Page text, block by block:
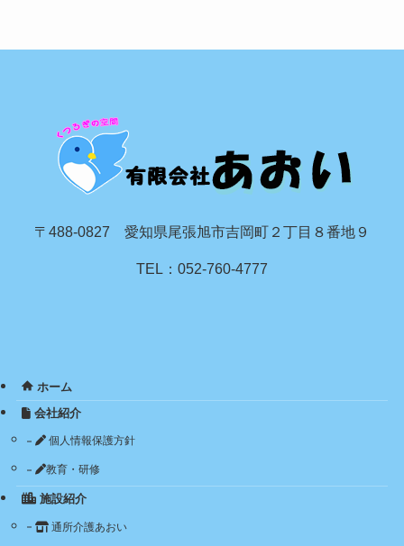
〒488-0827 愛知県尾張旭市吉岡町２丁目８番地９
TEL：052-760-4777
ホーム
会社紹介
個人情報保護方針
教育・研修
施設紹介
通所介護あおい